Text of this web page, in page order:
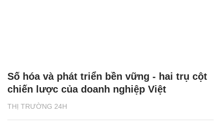
THỊ TRƯỜNG 24H
Số hóa và phát triển bền vững - hai trụ cột
chiến lược của doanh nghiệp Việt